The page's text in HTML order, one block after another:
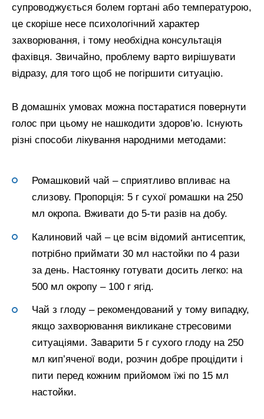
супроводжується болем гортані або температурою,
це скоріше несе психологічний характер
захворювання, і тому необхідна консультація
фахівця. Звичайно, проблему варто вирішувати
відразу, для того щоб не погіршити ситуацію.
В домашніх умовах можна постаратися повернути
голос при цьому не нашкодити здоров’ю. Існують
різні способи лікування народними методами:
Ромашковий чай – сприятливо впливає на
слизову. Пропорція: 5 г сухої ромашки на 250
мл окропа. Вживати до 5-ти разів на добу.
Калиновий чай – це всім відомий антисептик,
потрібно приймати 30 мл настойки по 4 рази
за день. Настоянку готувати досить легко: на
500 мл окропу – 100 г ягід.
Чай з глоду – рекомендований у тому випадку,
якщо захворювання викликане стресовими
ситуаціями. Заварити 5 г сухого глоду на 250
мл кип’яченої води, розчин добре процідити і
пити перед кожним прийомом їжі по 15 мл
настойки.